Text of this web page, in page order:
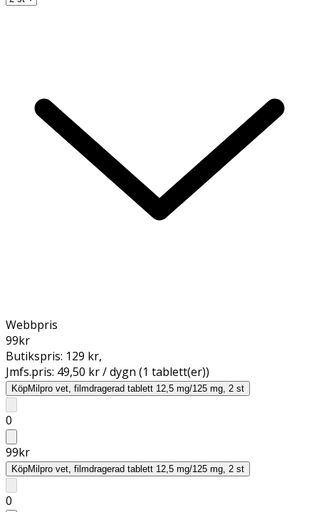
Webbpris
99kr
Butikspris: 129 kr,
Jmfs.pris: 49,50 kr / dygn (1 tablett(er))
KöpMilpro vet, filmdragerad tablett 12,5 mg/125 mg, 2 st
0
99kr
KöpMilpro vet, filmdragerad tablett 12,5 mg/125 mg, 2 st
0